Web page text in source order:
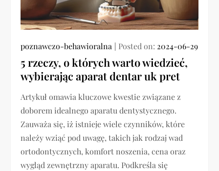
poznawczo-behawioralna Posted on: 2024-06-29
5 rzeczy, o których warto wiedzieć,
wybierając aparat dentar uk pret
Artykuł omawia kluczowe kwestie związane z
doborem idealnego aparatu dentystycznego.
Zauważa się, iż istnieje wiele czynników, które
należy wziąć pod uwagę, takich jak rodzaj wad
ortodontycznych, komfort noszenia, cena oraz
wygląd zewnętrzny aparatu. Podkreśla się